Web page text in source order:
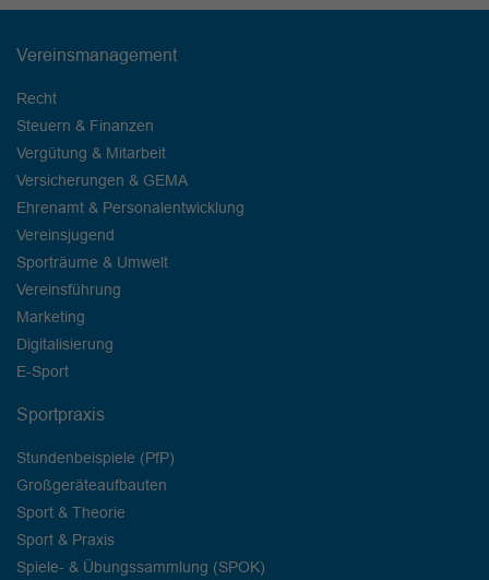
Vereinsmanagement
Recht
Steuern & Finanzen
Vergütung & Mitarbeit
Versicherungen & GEMA
Ehrenamt & Personalentwicklung
Vereinsjugend
Sporträume & Umwelt
Vereinsführung
Marketing
Digitalisierung
E-Sport
Sportpraxis
Stundenbeispiele (PfP)
Großgeräteaufbauten
Sport & Theorie
Sport & Praxis
Spiele- & Übungssammlung (SPOK)